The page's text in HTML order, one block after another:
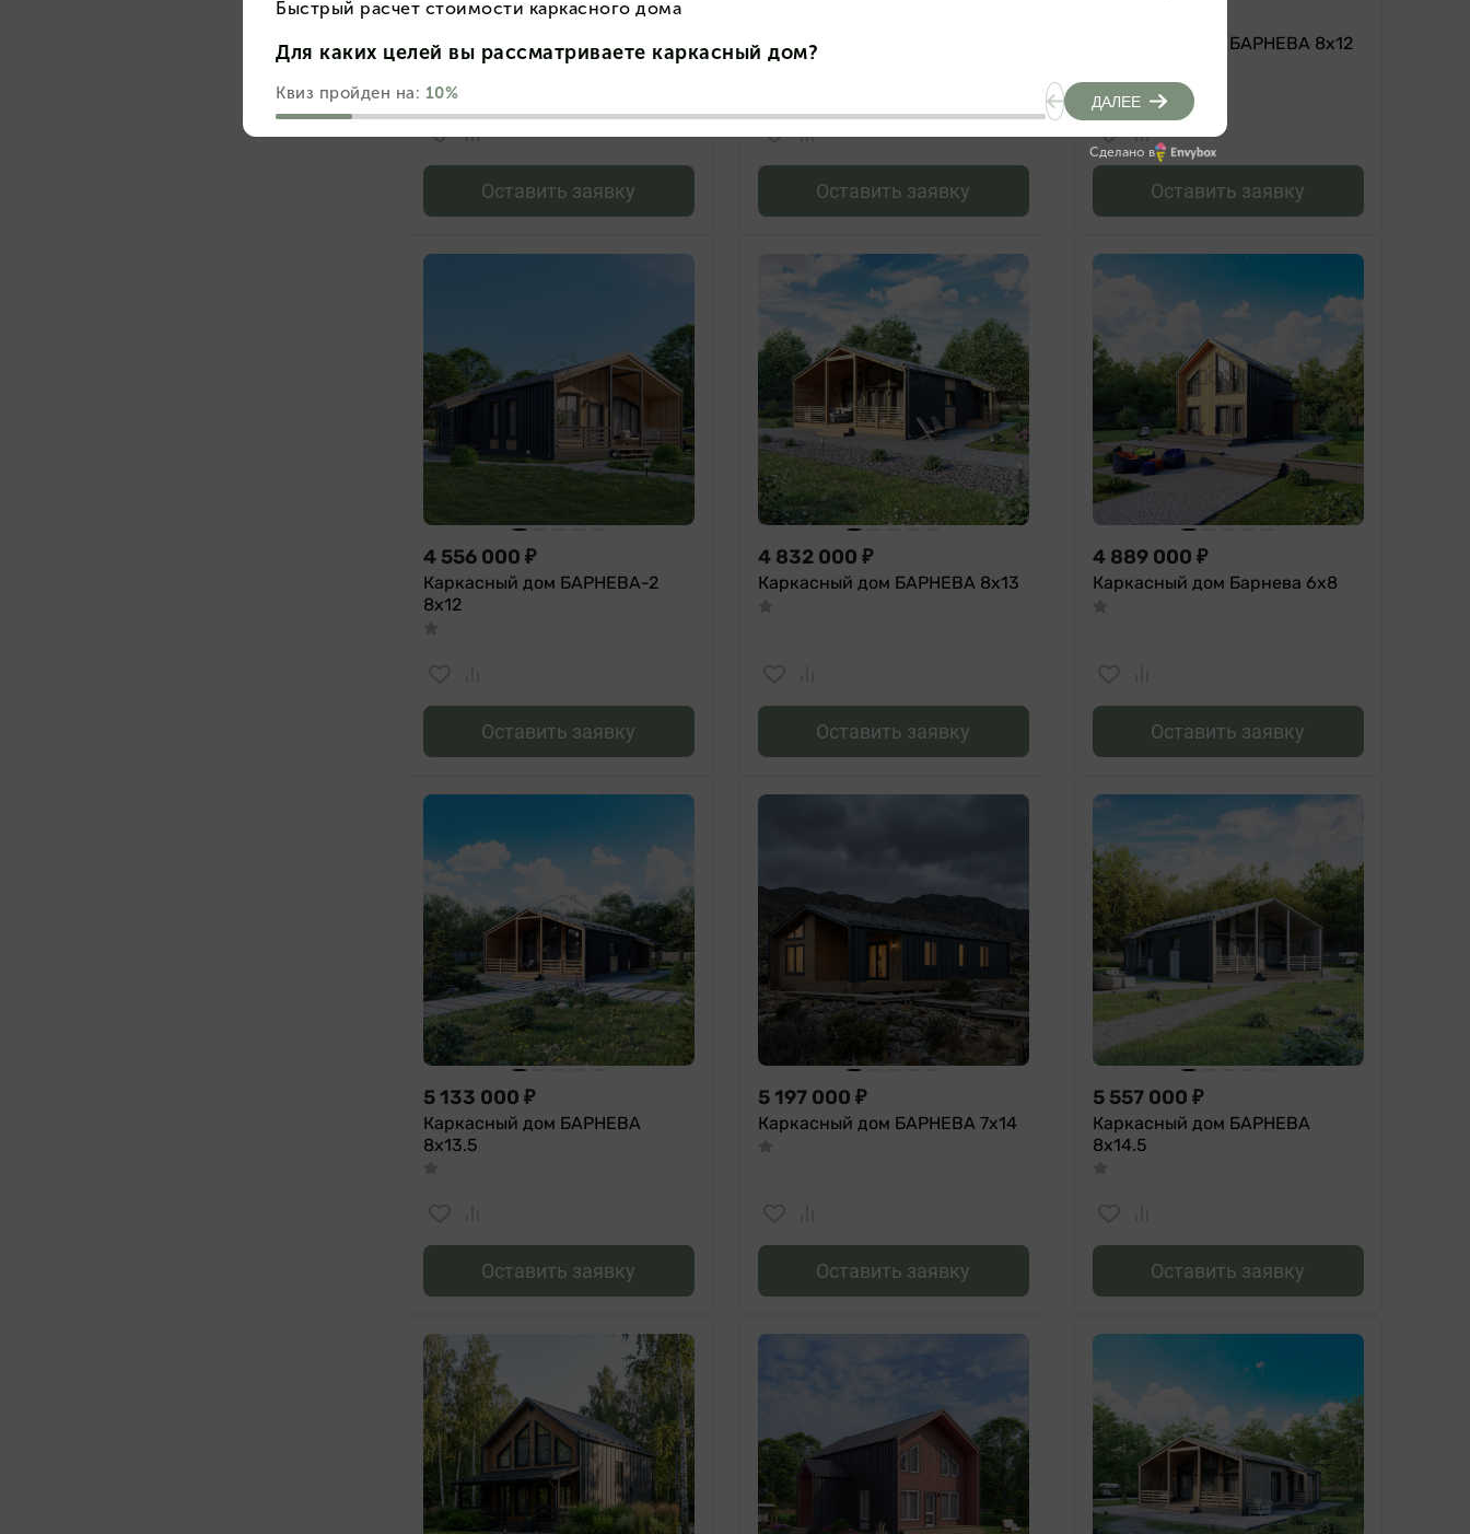
4 023 000 ₽
Каркасный дом БАРНЕВА 10х7
Оставить заявку
Каркасный дом БАРНЕВА
7х12.5
Оставить заявку
Каркасный дом БАРНЕВА 8х12
Оставить заявку
4 556 000 ₽
Каркасный дом БАРНЕВА-2
8х12
Оставить заявку
4 832 000 ₽
Каркасный дом БАРНЕВА 8х13
Оставить заявку
4 889 000 ₽
Каркасный дом Барнева 6x8
Оставить заявку
5 133 000 ₽
Каркасный дом БАРНЕВА
8х13.5
Оставить заявку
5 197 000 ₽
Каркасный дом БАРНЕВА 7х14
Оставить заявку
5 557 000 ₽
Каркасный дом БАРНЕВА
8х14.5
Оставить заявку
Сделано в